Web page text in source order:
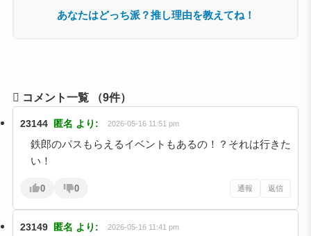
あなたはどっち派？推し理由を教えてね！
コメント一覧 （9件）
23144 匿名 より: 2026-05-16 11:51 pm
鉄郎のパスもらえるイベントもあるの！？それは行きた
い！
0 0 通報 返信
23149 匿名 より: 2026-05-16 11:41 pm